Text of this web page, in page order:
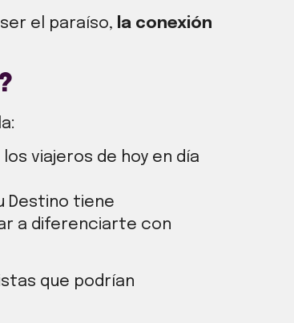
el paraíso, la conexión
viajeros de hoy en día
Destino tiene
a diferenciarte con
que podrían